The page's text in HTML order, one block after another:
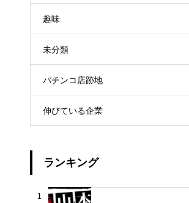
趣味
未分類
パチンコ店跡地
伸びている企業
ランキング
1